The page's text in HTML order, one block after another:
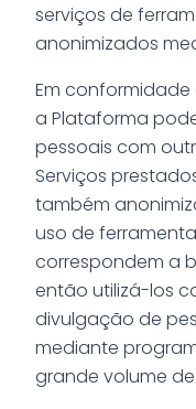
serviços de
anonimizados
Em
a Plataforma
pessoais com
Serviços
também
uso de
correspondem a
então utilizá-los
divulgação de
mediante
grande volume